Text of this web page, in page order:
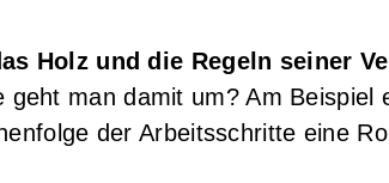
Holz und die Regeln seiner
man damit um? Am Beispiel
der Arbeitsschritte eine